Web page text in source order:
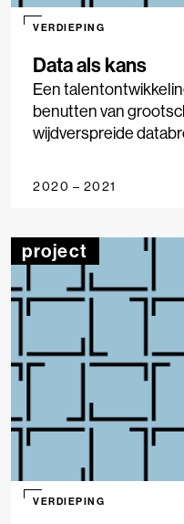
Data als kans
VERDIEPING
Een
benutten van
wijdverspreide
moderne technieken
2020 – 2021
project
VERDIEPING